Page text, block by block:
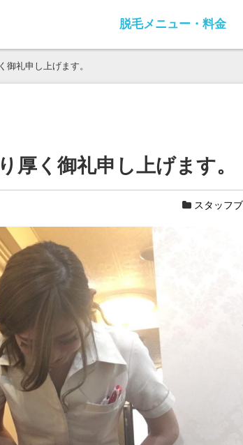
脱毛メニュー・料金
御礼申し上げます。
厚く御礼申し上げます。
スタッフ